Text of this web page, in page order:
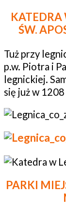
KATEDRA
ŚW.
Tuż przy
p.w. Piotra i
legnickiej.
się już w
PARKI